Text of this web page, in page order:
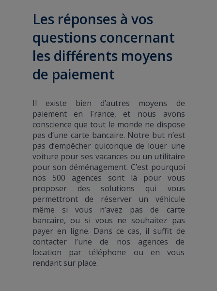
Les réponses à vos
questions concernant
les différents moyens
de paiement
Il existe bien d’autres moyens de
paiement en France, et nous avons
conscience que tout le monde ne dispose
pas d’une carte bancaire. Notre but n’est
pas d’empêcher quiconque de louer une
voiture pour ses vacances ou un utilitaire
pour son déménagement. C’est pourquoi
nos 500 agences sont là pour vous
proposer des solutions qui vous
permettront de réserver un véhicule
même si vous n’avez pas de carte
bancaire, ou si vous ne souhaitez pas
payer en ligne. Dans ce cas, il suffit de
contacter l’une de nos agences de
location par téléphone ou en vous
rendant sur place.